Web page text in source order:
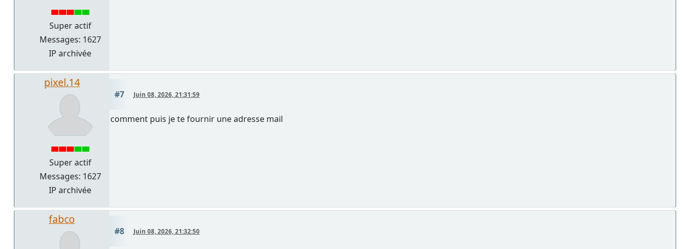
Super actif
Messages: 1627
IP archivée
pixel.14
Super actif
Messages: 1627
IP archivée
#7 Juin 08, 2026, 21:31:59
comment puis je te fournir une adresse mail
fabco
#8 Juin 08, 2026, 21:32:50